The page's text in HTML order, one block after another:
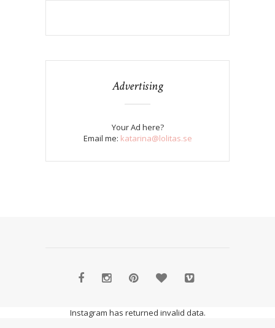
Advertising
Your Ad here?
Email me: katarina@lolitas.se
Instagram has returned invalid data.